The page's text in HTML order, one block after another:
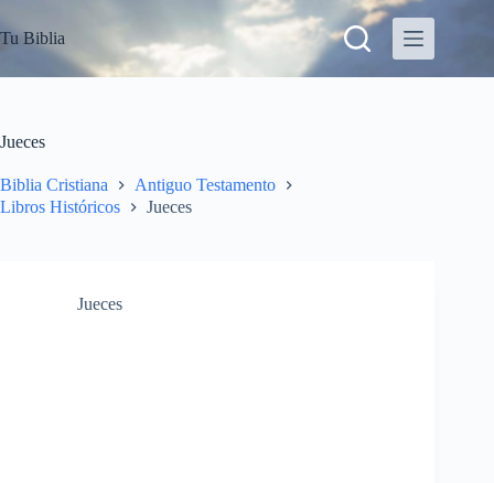
a
t
a
c
n
Tu Biblia
Jueces
Biblia Cristiana
Antiguo Testamento
Libros Históricos
Jueces
Jueces